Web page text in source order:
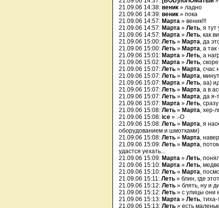
21.09.06 14:38: веник » ладно
21.09.06 14:39: веник » пока
21.09.06 14:57: Марта » веник!!!
21.09.06 14:57: Марта » Леть, я тут
21.09.06 14:57: Марта » Леть, как
21.09.06 15:00: Леть » Марта, да
21.09.06 15:00: Леть » Марта, а так
21.09.06 15:01: Марта » Леть, а
21.09.06 15:02: Марта » Леть,
21.09.06 15:07: Леть » Марта, счас
21.09.06 15:07: Леть » Марта,
21.09.06 15:07: Марта » Леть, аа)
21.09.06 15:07: Леть » Марта, а в
21.09.06 15:07: Леть » Марта, да я-
21.09.06 15:07: Марта » Леть,
21.09.06 15:08: Леть » Марта, хер-
21.09.06 15:08: ice » .-O
21.09.06 15:08: Леть » Марта, я
оборудованием и шмотками)
21.09.06 15:08: Леть » Марта,
21.09.06 15:09: Леть » Марта,
удастся уехать...
21.09.06 15:09: Марта » Леть,
21.09.06 15:10: Марта » Леть,
21.09.06 15:10: Леть » Марта,
21.09.06 15:11: Леть » блин, где
21.09.06 15:12: Леть » блять, ну и
21.09.06 15:12: Леть » с улицы они
21.09.06 15:13: Марта » Леть,
21.09.06 15:13: Леть » есть